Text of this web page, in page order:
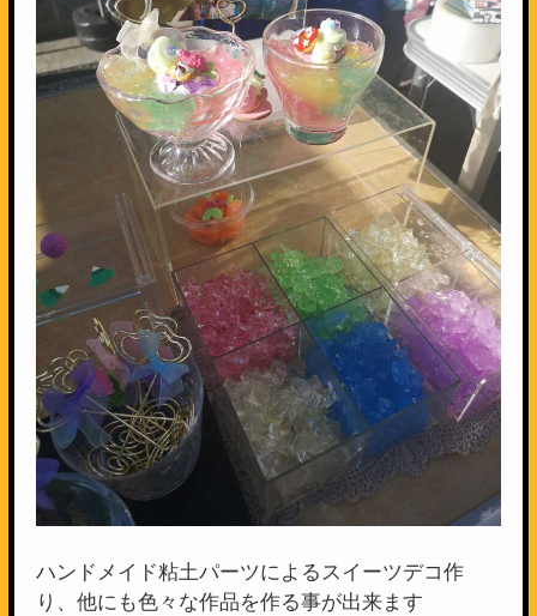
ハンドメイド粘土パーツによるスイーツデコ作
り、他にも色々な作品を作る事が出来ます